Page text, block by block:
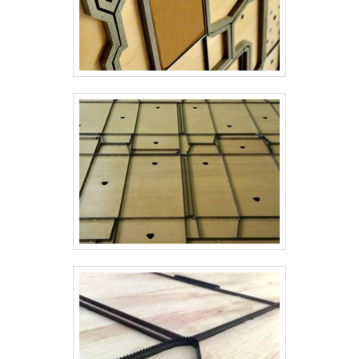
importante lembrar que o produto deve sempre
ser adquirido com companhias especializadas
no segmento. Esse tipo de cuidado ajuda a
garantir a qualidade e durabilidade dos
materiais, além de evitar prejuízos com
substituições frequentes de produtos que não
cumprem com suas funções adequadamente.
Assim, é possível poupar gastos
desnecessários.Existem diversos motivos para
a Real Laser Facas ter se tornado destaque
quando pensamos em uma empresa que
entrega confiança e produtos de qualidade.
personalizado; Profissionais com vasta
experiência na área de atuação; Amplo
estoque de produtos; Rigoroso controle de
qualidade; Logística planejada para entregas